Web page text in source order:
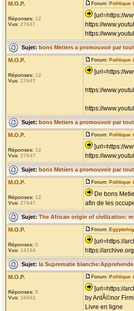
M.O.P.
Réponses: 12
Vus: 27647
Forum: Politique
[url=https://
https://
https://
Sujet: bons Metiers a promouvoir par
M.O.P.
Réponses: 12
Vus: 27647
Forum: Politique
[url=https://
https://
https://
Sujet: bons Metiers a promouvoir par
M.O.P.
Réponses: 12
Vus: 27647
Forum: Politique
[url=https://
https://
Sujet: bons Metiers a promouvoir par
M.O.P.
Réponses: 12
Vus: 27647
Forum: Politique
De bons
afin de les
Sujet: The African origin of civilization:
M.O.P.
Réponses: 0
Vus: 14164
Forum:
[url=https://
https://
Sujet: la Suprematie
M.O.P.
Réponses: 5
Vus: 16662
Forum: Politique
[url=https://
by AntÃ©nor
Livre en ligne